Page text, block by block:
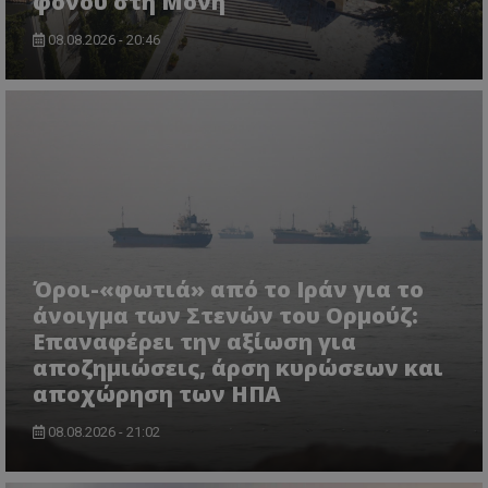
08.08.2026 - 20:46
Όροι-«φωτιά» από το Ιράν για το
άνοιγμα των Στενών του Ορμούζ:
Επαναφέρει την αξίωση για
αποζημιώσεις, άρση κυρώσεων και
αποχώρηση των ΗΠΑ
08.08.2026 - 21:02